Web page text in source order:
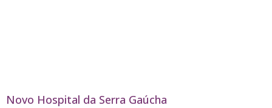
Novo Hospital da Serra Gaúcha